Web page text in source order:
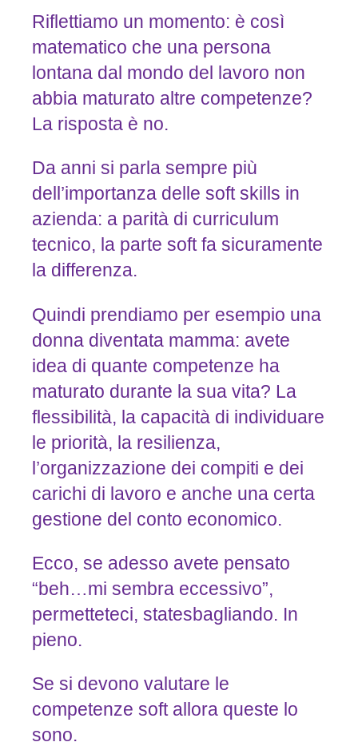
Riflettiamo un momento: è così
matematico che una persona
lontana dal mondo del lavoro non
abbia maturato altre competenze?
La risposta è no.
Da anni si parla sempre più
dell’importanza delle soft skills in
azienda: a parità di curriculum
tecnico, la parte soft fa sicuramente
la differenza.
Quindi prendiamo per esempio una
donna diventata mamma: avete
idea di quante competenze ha
maturato durante la sua vita? La
flessibilità, la capacità di individuare
le priorità, la resilienza,
l’organizzazione dei compiti e dei
carichi di lavoro e anche una certa
gestione del conto economico.
Ecco, se adesso avete pensato
“beh…mi sembra eccessivo”,
permetteteci, statesbagliando. In
pieno.
Se si devono valutare le
competenze soft allora queste lo
sono.